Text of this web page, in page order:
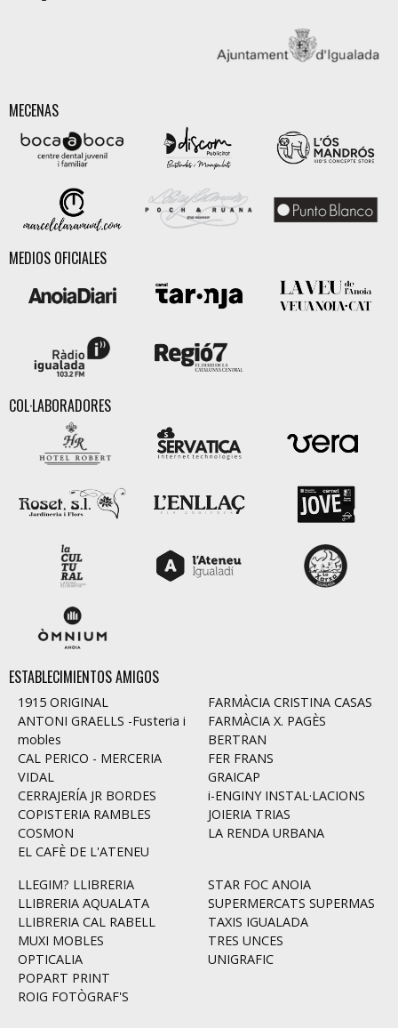
MECENAS
MEDIOS OFICIALES
COL·LABORADORES
ESTABLECIMIENTOS AMIGOS
1915 ORIGINAL
ANTONI GRAELLS -Fusteria i
mobles
CAL PERICO - MERCERIA
VIDAL
CERRAJERÍA JR BORDES
COPISTERIA RAMBLES
COSMON
EL CAFÈ DE L'ATENEU
FARMÀCIA CRISTINA CASAS
FARMÀCIA X. PAGÈS
BERTRAN
FER FRANS
GRAICAP
i-ENGINY INSTAL·LACIONS
JOIERIA TRIAS
LA RENDA URBANA
LLEGIM? LLIBRERIA
LLIBRERIA AQUALATA
LLIBRERIA CAL RABELL
MUXI MOBLES
OPTICALIA
POPART PRINT
ROIG FOTÒGRAF'S
STAR FOC ANOIA
SUPERMERCATS SUPERMAS
TAXIS IGUALADA
TRES UNCES
UNIGRAFIC